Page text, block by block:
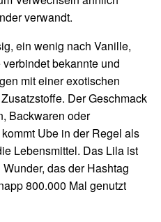
verwandt.
ein wenig nach Vanille,
bekannte und
mit einer exotischen
Der Geschmack
Backwaren oder
Ube in der Regel als
Lebensmittel. Das Lila ist
das der Hashtag
800.000 Mal genutzt